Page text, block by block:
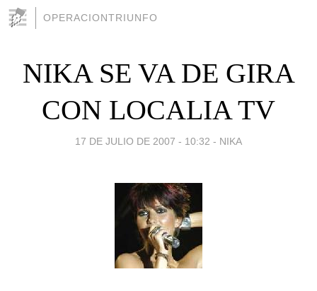
OPERACIONTRIUNFO
NIKA SE VA DE GIRA
CON LOCALIA TV
17 DE JULIO DE 2007 - 10:32 - NIKA